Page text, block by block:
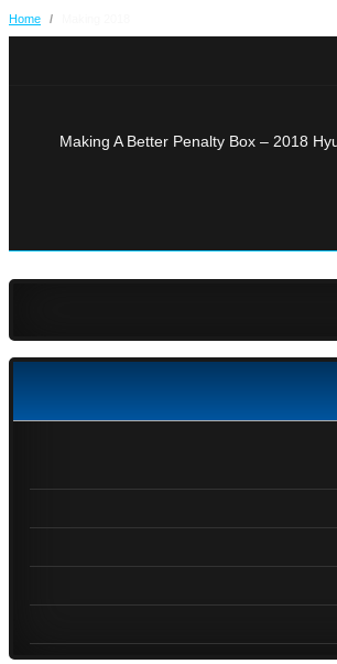
Home /
Making A Better Penalty Box – 2018